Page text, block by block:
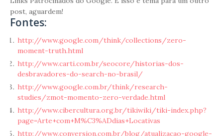
post, aguardem!
Fontes:
http://www.google.com/think/collections/zero-
moment-truth.html
http://www.carti.com.br/seocore/historias-dos-
desbravadores-do-search-no-brasil/
http://www.google.com.br/think/research-
studies/zmot-momento-zero-verdade.html
http://www.cibercultura.org.br/tikiwiki/tiki-index.php?
page=Arte+com+M%C3%ADdias+Locativas
http://www.conversion.com.br/blog/atualizacao-google-